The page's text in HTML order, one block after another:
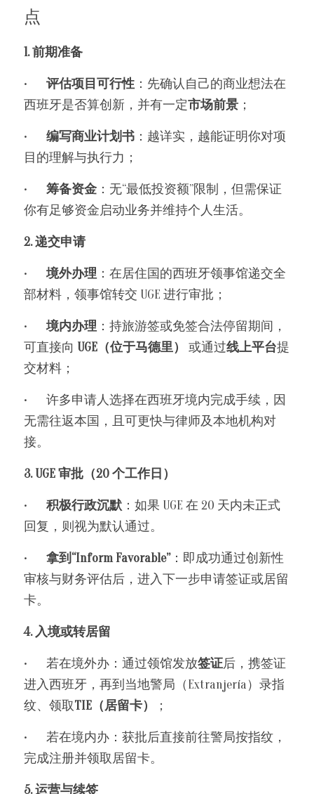
点
1. 前期准备
评估项目可行性 ：先确认自己的商业想法在
西班牙是否算创新，并有一定市场前景 ；
编写商业计划书 ：越详实，越能证明你对项
目的理解与执行力；
筹备资金 ：无“最低投资额”限制，但需保证
你有足够资金启动业务并维持个人生活。
2. 递交申请
境外办理 ：在居住国的西班牙领事馆递交全
部材料，领事馆转交 UGE 进行审批；
境内办理 ：持旅游签或免签合法停留期间，
可直接向 UGE（位于马德里） 或通过线上平台提
交材料；
•	许多申请人选择在西班牙境内完成手续，因
无需往返本国，且可更快与律师及本地机构对
接。
3. UGE 审批（20 个工作日）
积极行政沉默 ：如果 UGE 在 20 天内未正式
回复，则视为默认通过。
拿到“Inform Favorable”：即成功通过创新性
审核与财务评估后，进入下一步申请签证或居留
卡。
4. 入境或转居留
•	若在境外办：通过领馆发放签证后，携签证
进入西班牙，再到当地警局（Extranjería）录指
纹、领取TIE（居留卡） ；
•	若在境内办：获批后直接前往警局按指纹，
完成注册并领取居留卡。
5. 运营与续签